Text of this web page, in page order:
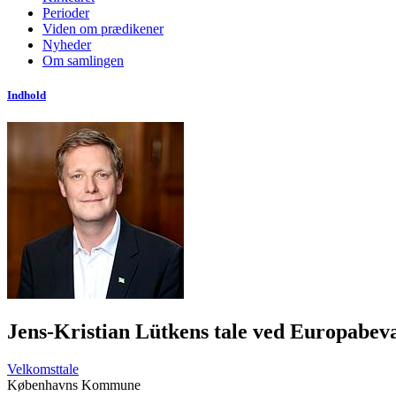
Perioder
Viden om prædikener
Nyheder
Om samlingen
Indhold
Jens-Kristian Lütkens tale ved
Velkomsttale
Københavns Kommune